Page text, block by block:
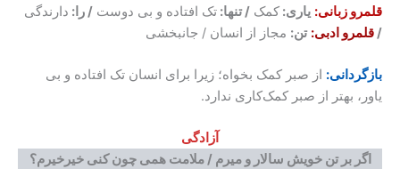
قلمرو زبانی: یاری: کمک / تنها: تک افتاده و بی دوست / را: دارندگی
/قلمرو ادبی: تن: مجاز از انسان / جانبخشی
بازگردانی: از صبر کمک بخواه؛ زیرا برای انسان تک افتاده و بی
یاور، بهتر از صبر کمک‌کاری ندارد.
آزادگی
اگر بر تن خویش سالار و میرم / ملامت همی چون کنی خیرخیرم؟